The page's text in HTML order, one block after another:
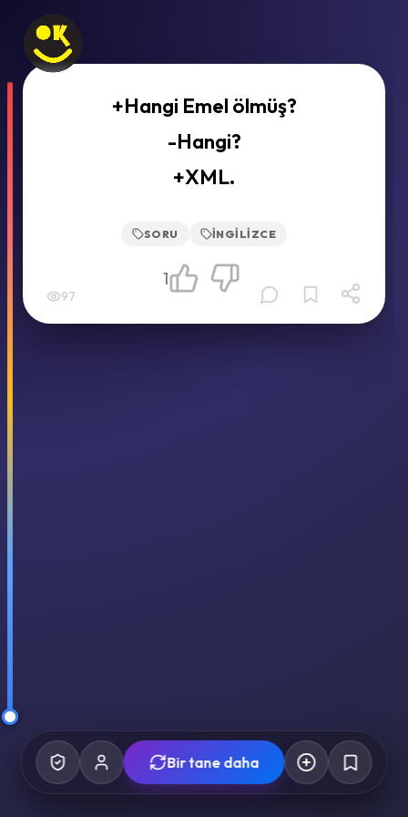
+Hangi Emel ölmüş?
-Hangi?
+XML.
SORU İNGILIZCE
97
1
Bir tane daha